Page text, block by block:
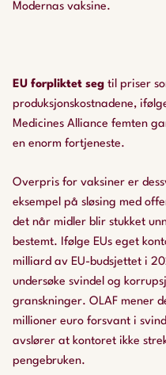
Modernas vaksine.
EU forpliktet seg til priser
produksjonskostnadene,
Medicines Alliance femten
en enorm fortjeneste.
Overpris for vaksiner er
eksempel på sløsing med
det når midler blir stukket
bestemt. Ifølge EUs eget
milliard av EU-budsjettet i
undersøke svindel og
granskninger. OLAF mener
millioner euro forsvant i
avslører at kontoret ikke
pengebruken.